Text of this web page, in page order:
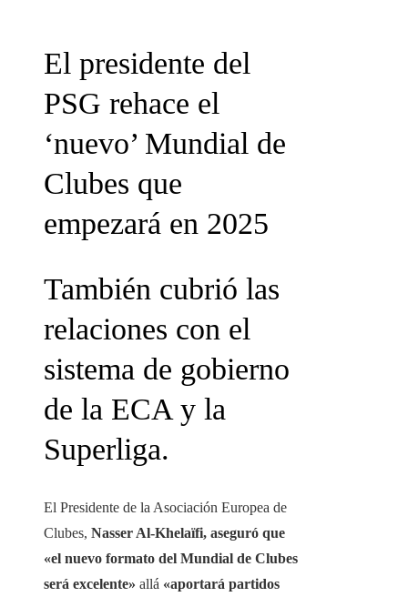
El presidente del
PSG rehace el
‘nuevo’ Mundial de
Clubes que
empezará en 2025
También cubrió las
relaciones con el
sistema de gobierno
de la ECA y la
Superliga.
El Presidente de la Asociación Europea de
Clubes, Nasser Al-Khelaïfi, aseguró que
«el nuevo formato del Mundial de Clubes
será excelente» allá «aportará partidos